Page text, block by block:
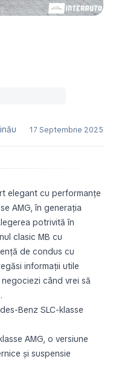
17 Septembrie 2025
elegant cu performanțe
AMG, în generația
potrivită în
clasic MB cu
de condus cu
informații utile
când vrei să
Benz SLC-klasse
AMG, o versiune
și suspensie